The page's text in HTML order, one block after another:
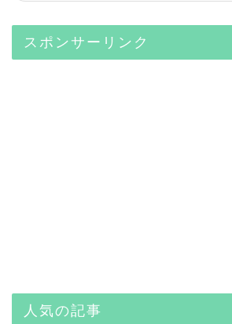
スポンサーリンク
人気の記事